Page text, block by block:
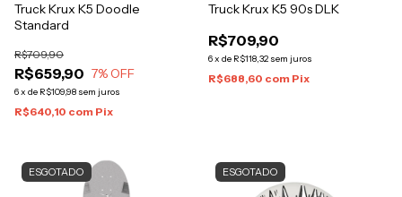
Truck Krux K5 Doodle
Standard
R$659,90
R$709,90
7% OFF
6x de R$109,98 sem juros
R$640,10 com Pix
Truck Krux K5 90s DLK
R$709,90
6x de R$118,32 sem juros
R$688,60 com Pix
ESGOTADO ESGOTADO